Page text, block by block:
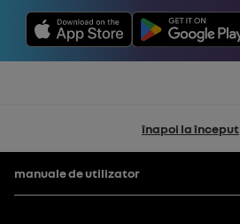
înapoi la început
Subsol
manuale de utilizator